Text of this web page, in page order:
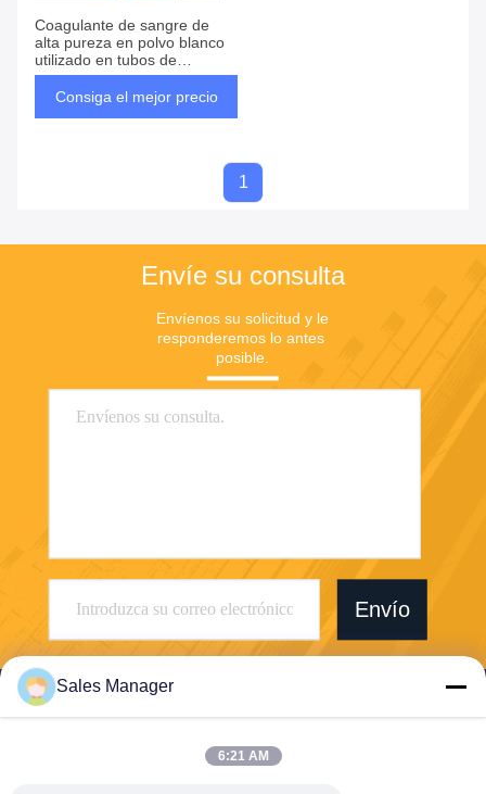
Coagulante de sangre de
alta pureza en polvo blanco
utilizado en tubos de
recolección de sangre
Consiga el mejor precio
1
Envíe su consulta
Envíenos su solicitud y le
responderemos lo antes
posible.
Envío
Sales Manager
6:21 AM